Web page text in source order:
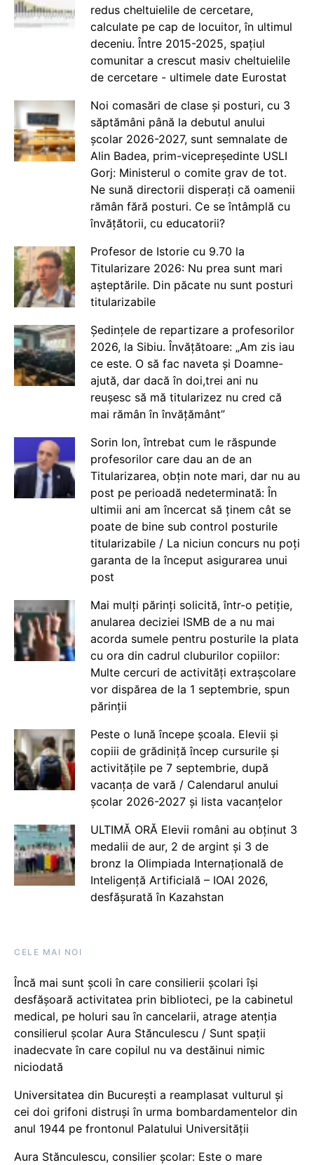
redus cheltuielile de cercetare,
calculate pe cap de locuitor, în ultimul
deceniu. Între 2015-2025, spațiul
comunitar a crescut masiv cheltuielile
de cercetare - ultimele date Eurostat
Noi comasări de clase și posturi, cu 3
săptămâni până la debutul anului
școlar 2026-2027, sunt semnalate de
Alin Badea, prim-vicepreședinte USLI
Gorj: Ministerul o comite grav de tot.
Ne sună directorii disperați că oamenii
rămân fără posturi. Ce se întâmplă cu
învățătorii, cu educatorii?
Profesor de Istorie cu 9.70 la
Titularizare 2026: Nu prea sunt mari
așteptările. Din păcate nu sunt posturi
titularizabile
Ședințele de repartizare a profesorilor
2026, la Sibiu. Învățătoare: „Am zis iau
ce este. O să fac naveta și Doamne-
ajută, dar dacă în doi,trei ani nu
reușesc să mă titularizez nu cred că
mai rămân în învățământ”
Sorin Ion, întrebat cum le răspunde
profesorilor care dau an de an
Titularizarea, obțin note mari, dar nu au
post pe perioadă nedeterminată: În
ultimii ani am încercat să ținem cât se
poate de bine sub control posturile
titularizabile / La niciun concurs nu poți
garanta de la început asigurarea unui
post
Mai mulți părinți solicită, într-o petiție,
anularea deciziei ISMB de a nu mai
acorda sumele pentru posturile la plata
cu ora din cadrul cluburilor copiilor:
Multe cercuri de activități extrașcolare
vor dispărea de la 1 septembrie, spun
părinții
Peste o lună începe școala. Elevii și
copiii de grădiniță încep cursurile și
activitățile pe 7 septembrie, după
vacanța de vară / Calendarul anului
școlar 2026-2027 și lista vacanțelor
ULTIMĂ ORĂ Elevii români au obținut 3
medalii de aur, 2 de argint și 3 de
bronz la Olimpiada Internațională de
Inteligență Artificială – IOAI 2026,
desfășurată în Kazahstan
CELE MAI NOI
Încă mai sunt școli în care consilierii școlari își
desfășoară activitatea prin biblioteci, pe la cabinetul
medical, pe holuri sau în cancelarii, atrage atenția
consilierul școlar Aura Stănculescu / Sunt spații
inadecvate în care copilul nu va destăinui nimic
niciodată
Universitatea din București a reamplasat vulturul și
cei doi grifoni distruși în urma bombardamentelor din
anul 1944 pe frontonul Palatului Universității
Aura Stănculescu, consilier școlar: Este o mare